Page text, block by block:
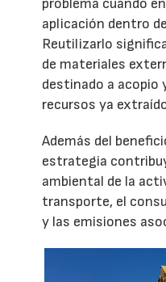
problema cuando
aplicación dentro
Reutilizarlo
de materiales
destinado a acopio
recursos ya
Además del
estrategia
ambiental de la
transporte, el
y las emisiones